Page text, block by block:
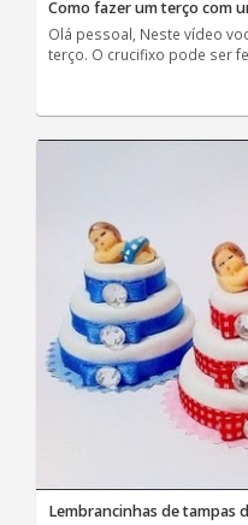
Como fazer um terço com
Olá pessoal, Neste vídeo
terço. O crucifixo pode ser
Lembrancinhas de tampas